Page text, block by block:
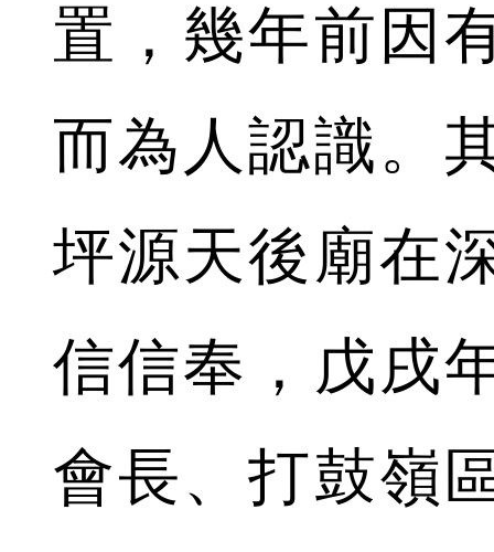
置，幾年前因
而為人認識。
坪源天後廟在
信信奉，戊戌
會長、打鼓嶺